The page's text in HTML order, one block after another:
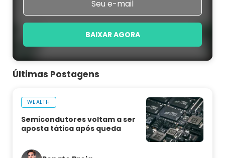
BAIXAR AGORA
Últimas Postagens
WEALTH
Semicondutores voltam a ser
aposta tática após queda